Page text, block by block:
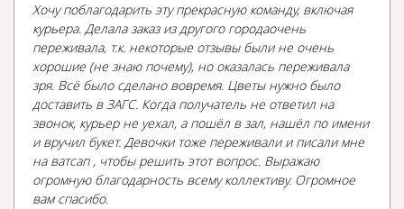
Хочу поблагодарить эту прекрасную команду, включая
курьера. Делала заказ из другого городаочень
переживала, т.к. некоторые отзывы были не очень
хорошие (не знаю почему), но оказалась переживала
зря. Всё было сделано вовремя. Цветы нужно было
доставить в ЗАГС. Когда получатель не ответил на
звонок, курьер не уехал, а пошёл в зал, нашёл по имени
и вручил букет. Девочки тоже переживали и писали мне
на ватсап , чтобы решить этот вопрос. Выражаю
огромную благодарность всему коллективу. Огромное
вам спасибо.